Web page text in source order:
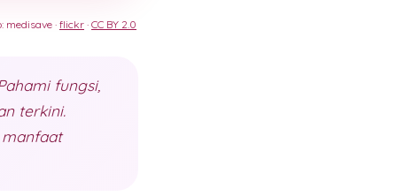
medisave · flickr · CC BY 2.0
fungsi,
terkini.